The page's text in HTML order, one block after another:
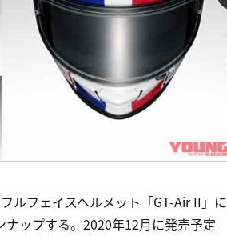
ルフェイスヘルメット「GT-Air II」に
ップする。2020年12月に発売予定